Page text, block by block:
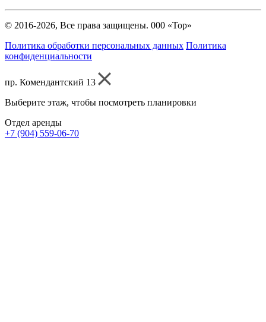
© 2016-2026, Все права защищены. 000 «Тор»
Политика обработки персональных данных Политика
конфиденциальности
пр. Комендантский 13
Выберите этаж, чтобы посмотреть планировки
Отдел аренды
+7 (904) 559-06-70